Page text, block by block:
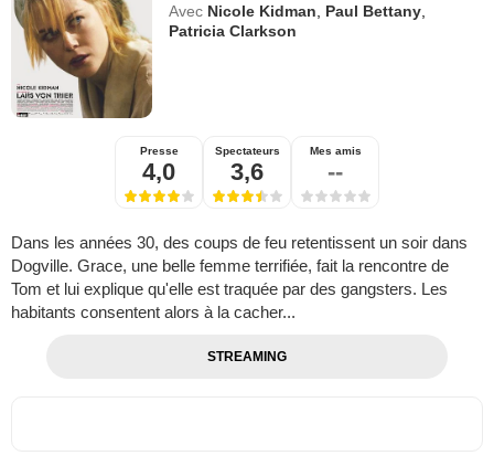
Avec Nicole Kidman Paul Bettany
Patricia Clarkson
Presse
4,0
Spectateurs
3,6
Mes amis
--
Dans les années 30, des coups de feu retentissent un soir dans
Dogville. Grace, une belle femme terrifiée, fait la rencontre de
Tom et lui explique qu'elle est traquée par des gangsters. Les
habitants consentent alors à la cacher...
STREAMING